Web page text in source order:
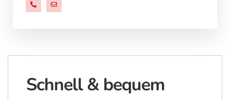
+49 838189009 0
Schnell & bequem